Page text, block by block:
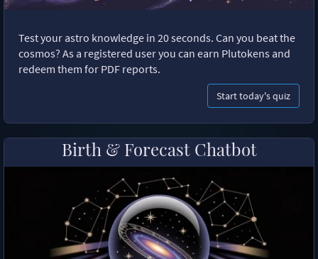
Test your astro knowledge in 20 seconds. Can you beat the
cosmos? As a registered user you can earn Plutokens and
redeem them for PDF reports.
Start today's quiz
Birth & Forecast Chatbot